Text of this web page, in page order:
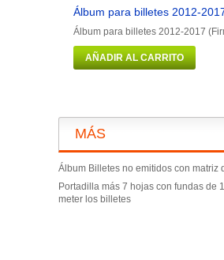
Álbum para billetes 2012-
Álbum para billetes 2012-2017
AÑADIR AL CARRITO
MÁS
Álbum Billetes no emitidos con matriz
Portadilla más 7 hojas con fundas de
meter los billetes